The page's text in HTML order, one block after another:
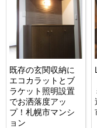
既存の玄関収納に
エコカラットとブ
ラケット照明設置
でお洒落度アッ
プ！札幌市マンシ
ョン